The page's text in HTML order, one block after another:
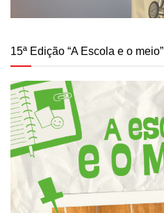
15ª Edição “A Escola e o meio”